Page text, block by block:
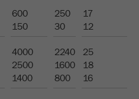
600
150
250
30
17
12
4000
2500
1400
2240
1600
800
25
18
16